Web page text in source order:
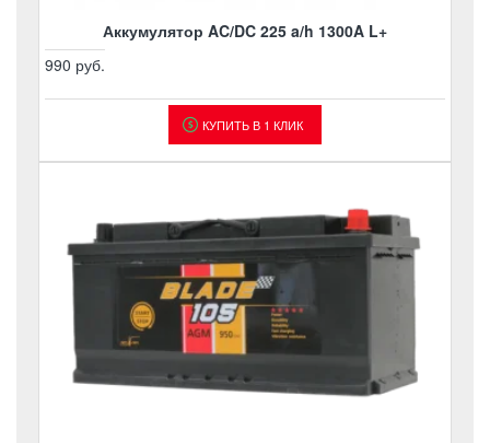
Аккумулятор AC/DC 225 a/h 1300A L+
990 руб.
КУПИТЬ В 1 КЛИК